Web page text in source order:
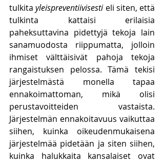
tulkita yleispreventiivisesti eli siten, että
tulkinta kattaisi erilaisia
paheksuttavina pidettyjä tekoja lain
sanamuodosta riippumatta, jolloin
ihmiset välttäisivät pahoja tekoja
rangaistuksen pelossa. Tämä tekisi
järjestelmästä monella tapaa
ennakoimattoman, mikä olisi
perustavoitteiden vastaista.
Järjestelmän ennakoitavuus vaikuttaa
siihen, kuinka oikeudenmukaisena
järjestelmää pidetään ja siten siihen,
kuinka halukkaita kansalaiset ovat